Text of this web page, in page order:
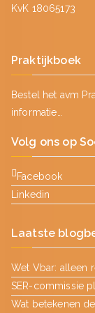
KvK 18065173
Praktijkboek
Bestel het avm
informatie…
Volg ons op
Facebook
Linkedin
Laatste
Wet Vbar: alleen
SER-commissie
Wat betekenen